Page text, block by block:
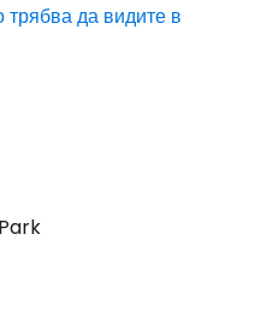
трябва да видите в